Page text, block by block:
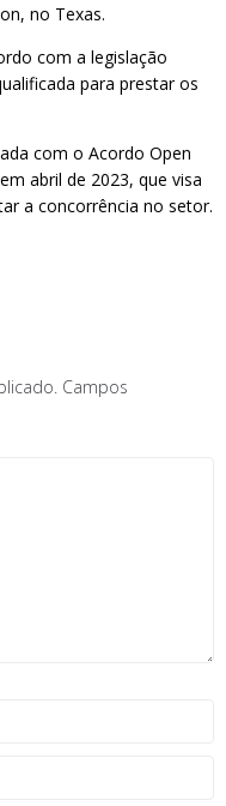
no Texas.
com a legislação
para prestar os
com o Acordo Open
abril de 2023, que visa
a concorrência no setor.
Campos